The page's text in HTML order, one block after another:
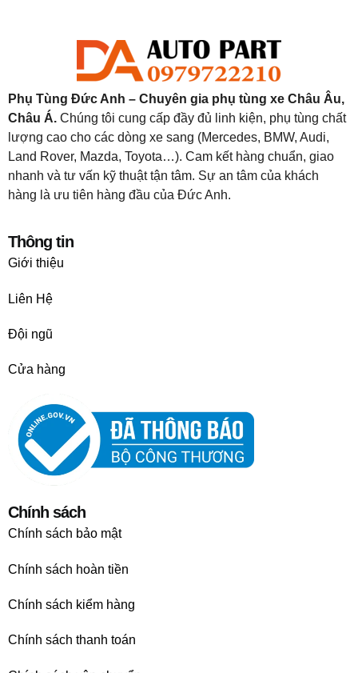
Phụ Tùng Đức Anh – Chuyên gia phụ tùng xe Châu Âu,
Châu Á. Chúng tôi cung cấp đầy đủ linh kiện, phụ tùng chất
lượng cao cho các dòng xe sang (Mercedes, BMW, Audi,
Land Rover, Mazda, Toyota…). Cam kết hàng chuẩn, giao
nhanh và tư vấn kỹ thuật tận tâm. Sự an tâm của khách
hàng là ưu tiên hàng đầu của Đức Anh.
Thông tin
Giới thiệu
Liên Hệ
Đội ngũ
Cửa hàng
Chính sách
Chính sách bảo mật
Chính sách hoàn tiền
Chính sách kiểm hàng
Chính sách thanh toán